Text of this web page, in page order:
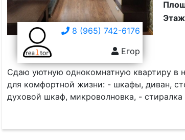
8 (965) 742-6176
Егор
Сдаю уютную однокомнатную квартиру в
для комфортной жизни: - шкафы, диван,
духовой шкаф, микроволновка, - стиралка